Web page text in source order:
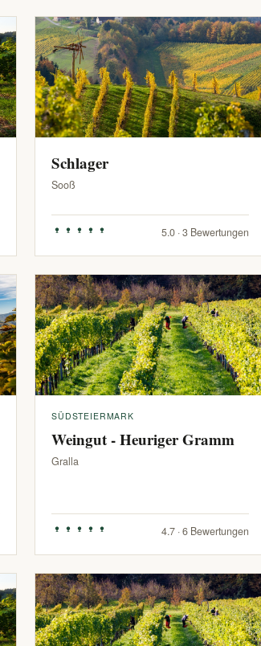
Schlager
Sooß
5.0 · 3 Bewertungen
SÜDSTEIERMARK
Weingut - Heuriger Gramm
Gralla
4.7 · 6 Bewertungen